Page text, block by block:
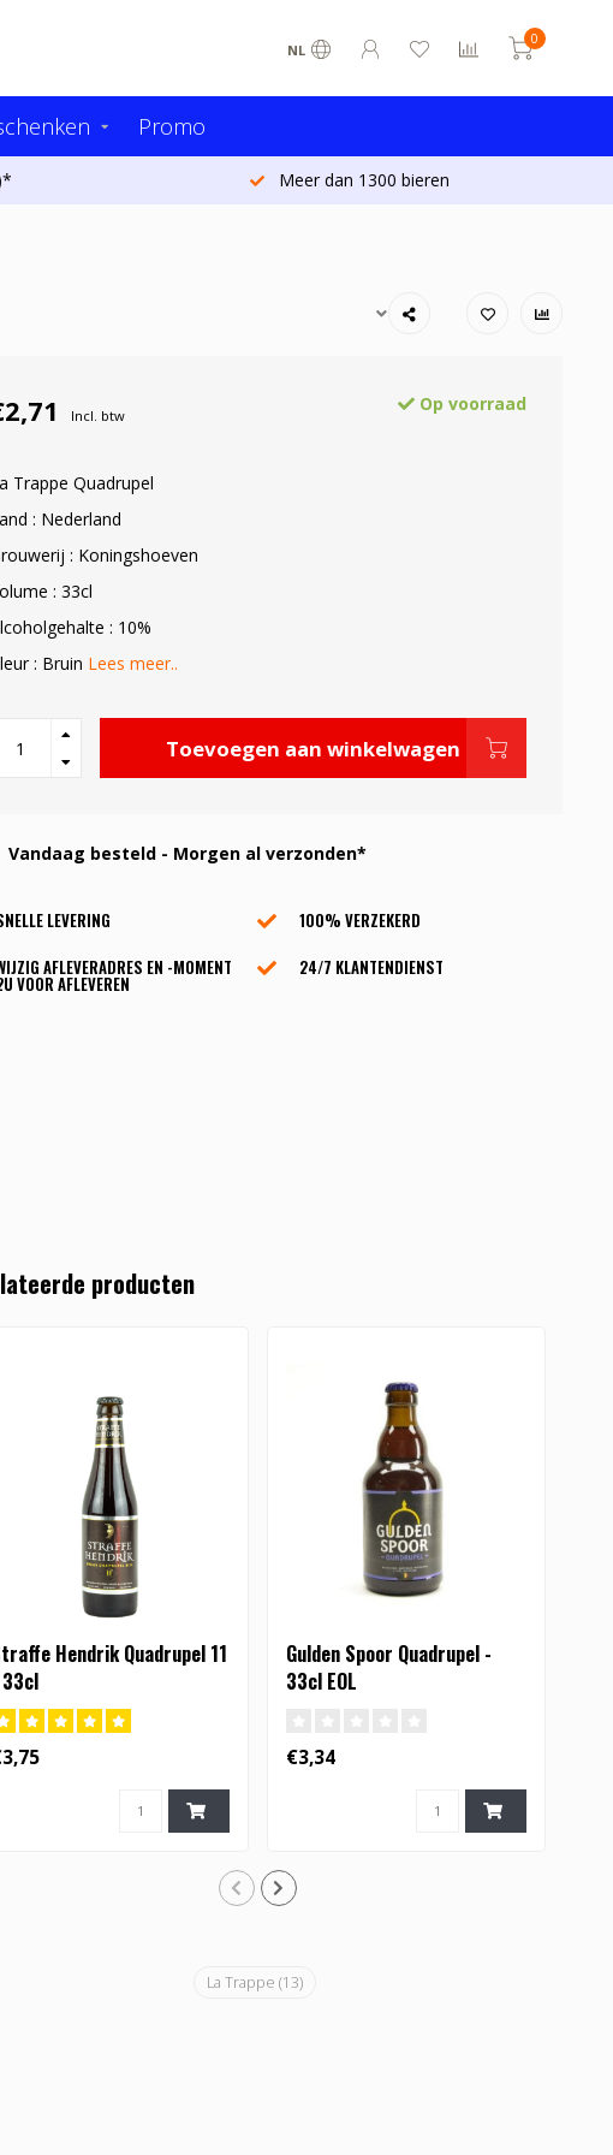
NL
0
Promo
Meer dan 1300 bieren
Incl. btw
Op voorraad
Trappe Quadrupel
: Nederland
: Koningshoeven
: 33cl
: 10%
: Bruin Lees meer..
Toevoegen aan winkelwagen
Vandaag besteld - Morgen al verzonden*
LEVERING
100% VERZEKERD
AFLEVERADRES EN -MOMENT
VOOR AFLEVEREN
24/7 KLANTENDIENST
producten
Hendrik Quadrupel 11
Gulden Spoor Quadrupel -
33cl EOL
€3,34
La Trappe (13)